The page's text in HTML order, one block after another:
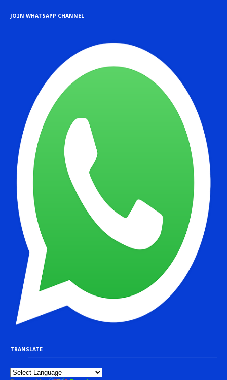
JOIN WHATSAPP CHANNEL
TRANSLATE